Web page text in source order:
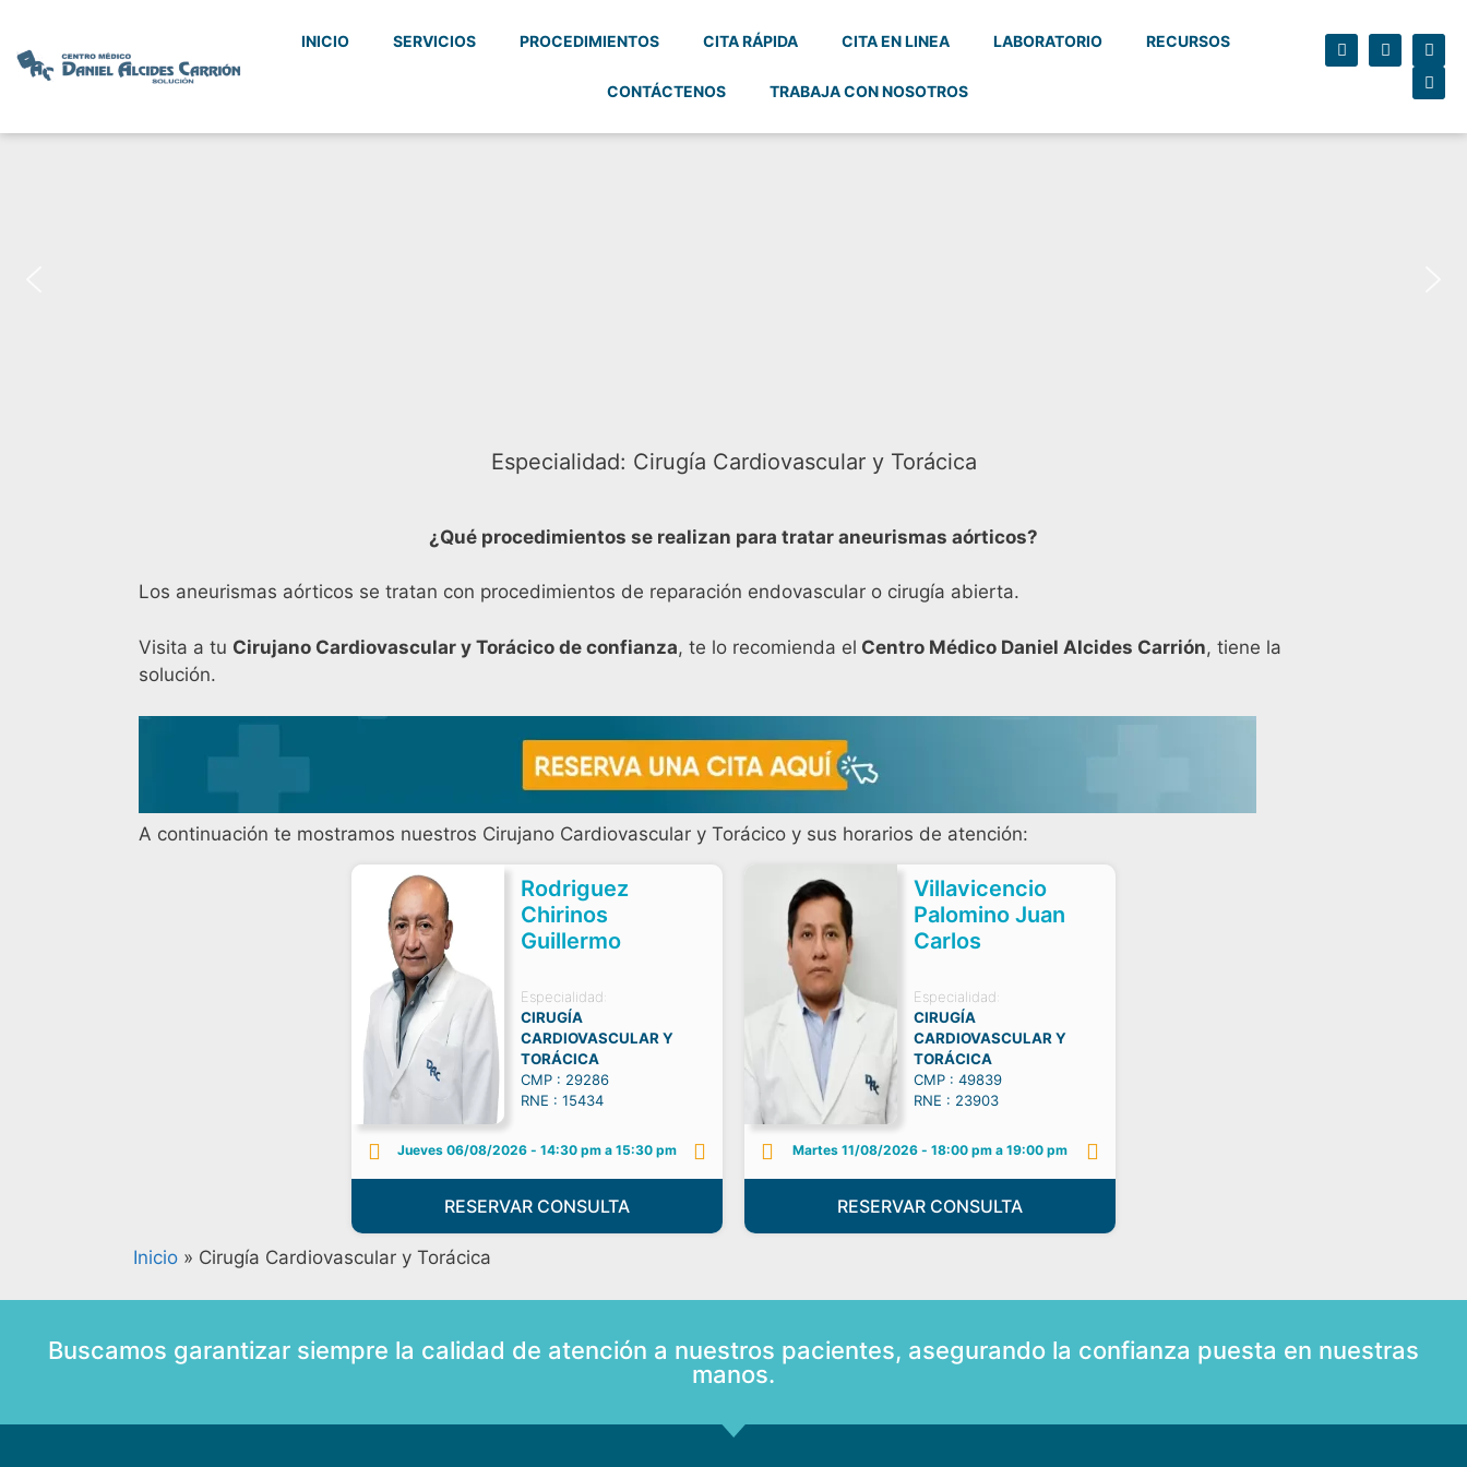
INICIO SERVICIOS PROCEDIMIENTOS CITA RÁPIDA CITA EN LINEA LABORATORIO RECURSOS
CONTÁCTENOS TRABAJA CON NOSOTROS
Especialidad: Cirugía Cardiovascular y Torácica
¿Qué procedimientos se realizan para tratar aneurismas aórticos?
Los aneurismas aórticos se tratan con procedimientos de reparación endovascular o cirugía abierta.
Visita a tu Cirujano Cardiovascular y Torácico de confianza, te lo recomienda el Centro Médico Daniel Alcides Carrión, tiene la
solución.
A continuación te mostramos nuestros Cirujano Cardiovascular y Torácico y sus horarios de atención:
Rodriguez
Chirinos
Guillermo
Especialidad:
CIRUGÍA
CARDIOVASCULAR Y
TORÁCICA
CMP : 29286
RNE : 15434
Jueves 06/08/2026 - 14:30 pm a 15:30 pm
RESERVAR CONSULTA
Villavicencio
Palomino Juan
Carlos
Especialidad:
CIRUGÍA
CARDIOVASCULAR Y
TORÁCICA
CMP : 49839
RNE : 23903
Martes 11/08/2026 - 18:00 pm a 19:00 pm
RESERVAR CONSULTA
Inicio » Cirugía Cardiovascular y Torácica
Buscamos garantizar siempre la calidad de atención a nuestros pacientes, asegurando la confianza puesta en nuestras
manos.